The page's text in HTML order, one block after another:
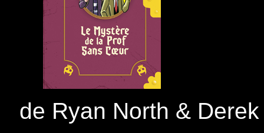
de Ryan North &